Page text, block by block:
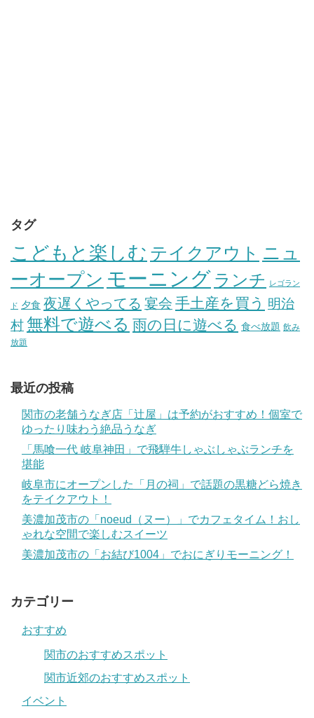
タグ
こどもと楽しむ テイクアウト ニュ
ーオープン モーニング ランチ レゴラン
ド 夕食 夜遅くやってる 宴会 手土産を買う 明治
村無料で遊べる 雨の日に遊べる 食べ放題 飲み
放題
最近の投稿
関市の老舗うなぎ店「辻屋」は予約がおすすめ！個室で
ゆったり味わう絶品うなぎ
「馬喰一代 岐阜神田」で飛騨牛しゃぶしゃぶランチを
堪能
岐阜市にオープンした「月の祠」で話題の黒糖どら焼き
をテイクアウト！
美濃加茂市の「noeud（ヌー）」でカフェタイム！おし
ゃれな空間で楽しむスイーツ
美濃加茂市の「お結び1004」でおにぎりモーニング！
カテゴリー
おすすめ
関市のおすすめスポット
関市近郊のおすすめスポット
イベント